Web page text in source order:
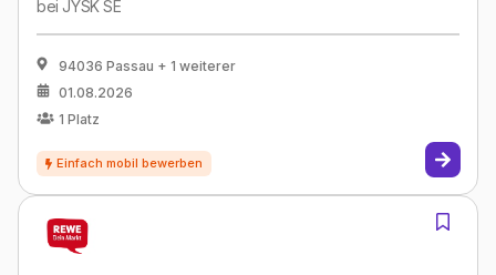
bei JYSK SE
94036 Passau + 1 weiterer
01.08.2026
1 Platz